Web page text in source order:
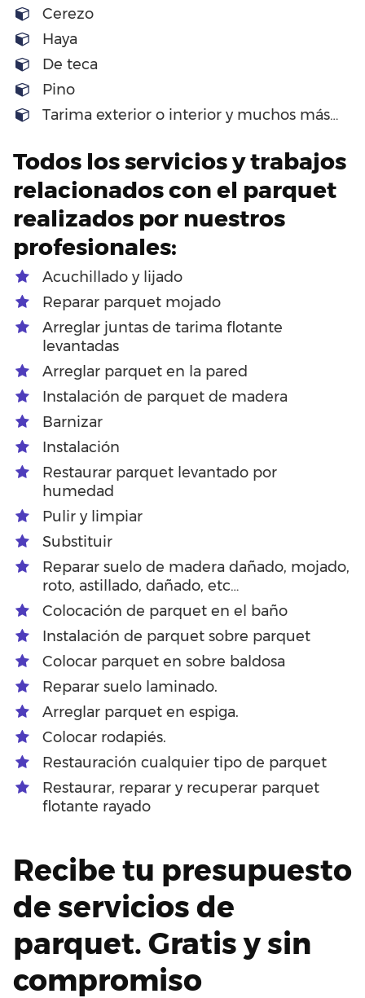
Cerezo
Haya
De teca
Pino
Tarima exterior o interior y muchos más…
Todos los servicios y trabajos
relacionados con el parquet
realizados por nuestros
profesionales:
Acuchillado y lijado
Reparar parquet mojado
Arreglar juntas de tarima flotante
levantadas
Arreglar parquet en la pared
Instalación de parquet de madera
Barnizar
Instalación
Restaurar parquet levantado por
humedad
Pulir y limpiar
Substituir
Reparar suelo de madera dañado, mojado,
roto, astillado, dañado, etc…
Colocación de parquet en el baño
Instalación de parquet sobre parquet
Colocar parquet en sobre baldosa
Reparar suelo laminado.
Arreglar parquet en espiga.
Colocar rodapiés.
Restauración cualquier tipo de parquet
Restaurar, reparar y recuperar parquet
flotante rayado
Recibe tu presupuesto
de servicios de
parquet. Gratis y sin
compromiso